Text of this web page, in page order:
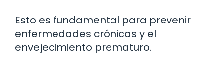
Esto es fundamental para prevenir
enfermedades crónicas y el
envejecimiento prematuro.